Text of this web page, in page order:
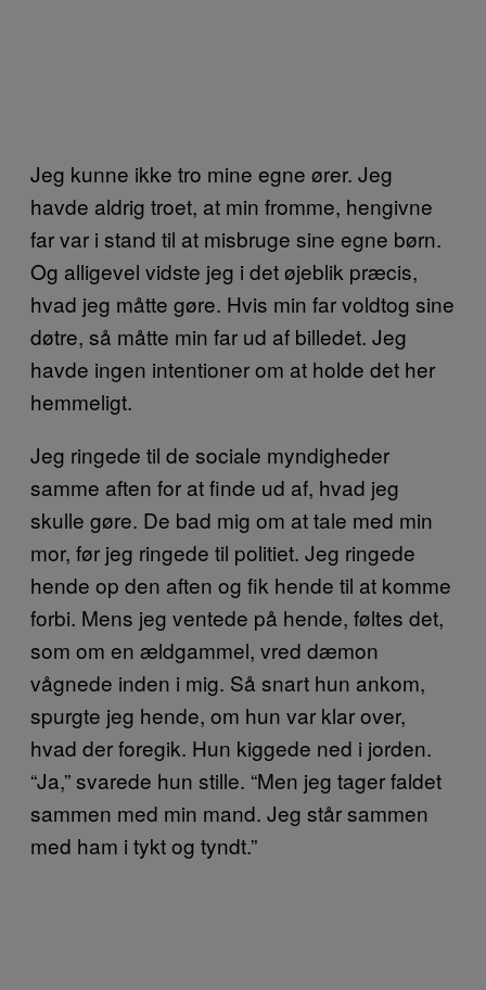
Jeg kunne ikke tro mine egne ører. Jeg
havde aldrig troet, at min fromme, hengivne
far var i stand til at misbruge sine egne børn.
Og alligevel vidste jeg i det øjeblik præcis,
hvad jeg måtte gøre. Hvis min far voldtog sine
døtre, så måtte min far ud af billedet. Jeg
havde ingen intentioner om at holde det her
hemmeligt.
Jeg ringede til de sociale myndigheder
samme aften for at finde ud af, hvad jeg
skulle gøre. De bad mig om at tale med min
mor, før jeg ringede til politiet. Jeg ringede
hende op den aften og fik hende til at komme
forbi. Mens jeg ventede på hende, føltes det,
som om en ældgammel, vred dæmon
vågnede inden i mig. Så snart hun ankom,
spurgte jeg hende, om hun var klar over,
hvad der foregik. Hun kiggede ned i jorden.
“Ja,” svarede hun stille. “Men jeg tager faldet
sammen med min mand. Jeg står sammen
med ham i tykt og tyndt.”